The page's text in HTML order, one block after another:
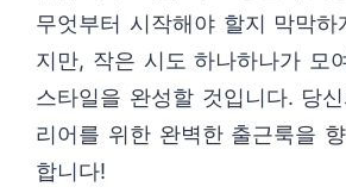
무엇부터 시작해야 할지 막막
지만, 작은 시도 하나하나가 모
스타일을 완성할 것입니다. 당
리어를 위한 완벽한 출근룩을
합니다!